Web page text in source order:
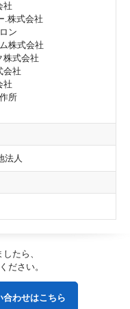
社
.株式会社
ン
株式会社
株式会社
会社
社
所
法人
たら、
ださい。
合わせはこちら